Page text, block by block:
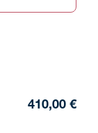
410,00 €